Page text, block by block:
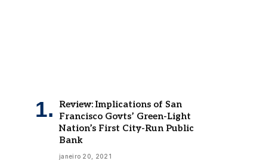
Review: Implications of San
Francisco Govts’ Green-Light
Nation’s First City-Run Public
Bank
janeiro 20, 2021